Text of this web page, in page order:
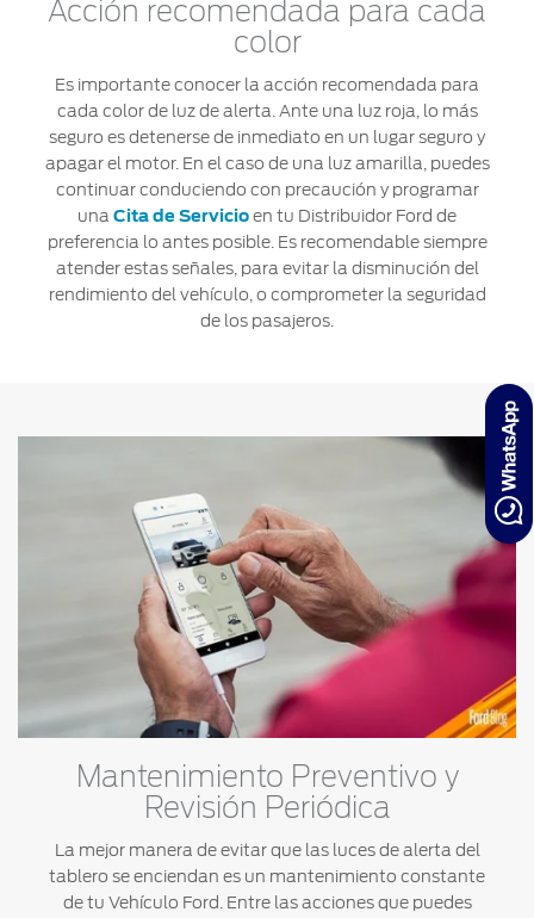
Acción recomendada para cada
color
Es importante conocer la acción recomendada para
cada color de luz de alerta. Ante una luz roja, lo más
seguro es detenerse de inmediato en un lugar seguro y
apagar el motor. En el caso de una luz amarilla, puedes
continuar conduciendo con precaución y programar
una Cita de Servicioen tu Distribuidor Ford de
preferencia lo antes posible. Es recomendable siempre
atender estas señales, para evitar la disminución del
rendimiento del vehículo, o comprometer la seguridad
de los pasajeros.
Mantenimiento Preventivo y
Revisión Periódica
La mejor manera de evitar que las luces de alerta del
tablero se enciendan es un mantenimiento constante
de tu Vehículo Ford. Entre las acciones que puedes